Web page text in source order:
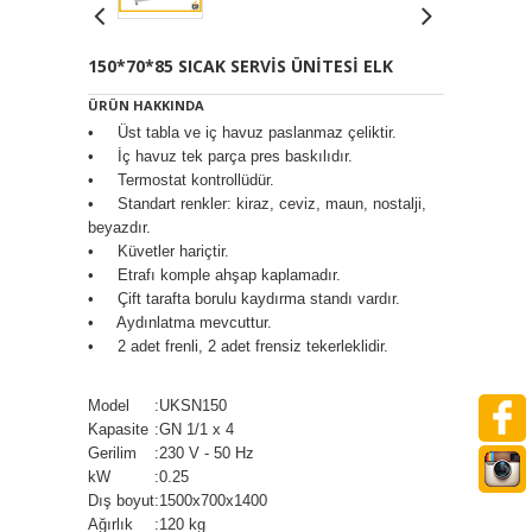
150*70*85 SICAK SERVİS ÜNİTESİ ELK
ÜRÜN HAKKINDA
• Üst tabla ve iç havuz paslanmaz çeliktir.
• İç havuz tek parça pres baskılıdır.
• Termostat kontrollüdür.
• Standart renkler: kiraz, ceviz, maun, nostalji,
beyazdır.
• Küvetler hariçtir.
• Etrafı komple ahşap kaplamadır.
• Çift tarafta borulu kaydırma standı vardır.
• Aydınlatma mevcuttur.
• 2 adet frenli, 2 adet frensiz tekerleklidir.
Model :UKSN150
Kapasite :GN 1/1 x 4
Gerilim
:230 V - 50 Hz
kW
:0.25
Dış boyut:1500x700x1400
Ağırlık
:120 kg